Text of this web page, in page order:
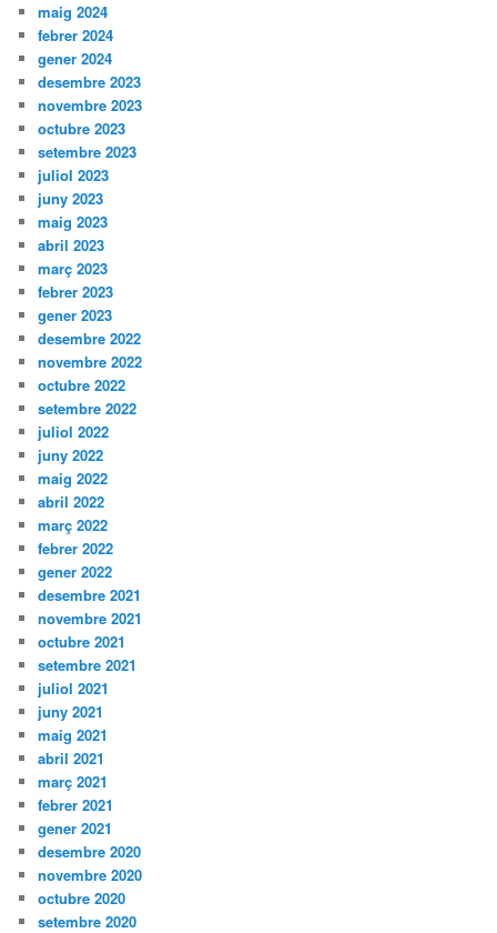
maig 2024
febrer 2024
gener 2024
desembre 2023
novembre 2023
octubre 2023
setembre 2023
juliol 2023
juny 2023
maig 2023
abril 2023
març 2023
febrer 2023
gener 2023
desembre 2022
novembre 2022
octubre 2022
setembre 2022
juliol 2022
juny 2022
maig 2022
abril 2022
març 2022
febrer 2022
gener 2022
desembre 2021
novembre 2021
octubre 2021
setembre 2021
juliol 2021
juny 2021
maig 2021
abril 2021
març 2021
febrer 2021
gener 2021
desembre 2020
novembre 2020
octubre 2020
setembre 2020